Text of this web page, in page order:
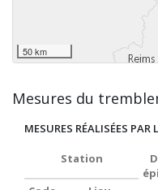
50 km
Mesures du
MESURES RÉALISÉES PAR
Station